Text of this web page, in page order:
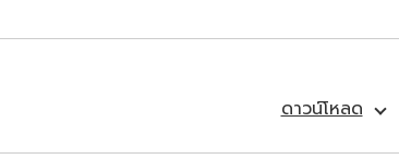
ดาวน์โหลด